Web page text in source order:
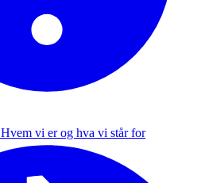
Hvem vi er og hva vi står for